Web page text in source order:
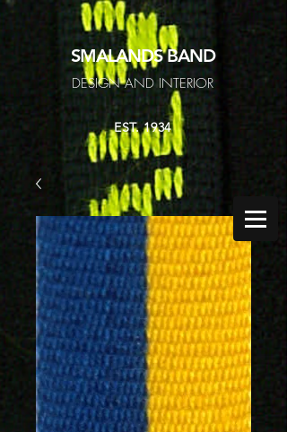
SMALANDSBAND
DESIGN AND INTERIOR
EST. 1934